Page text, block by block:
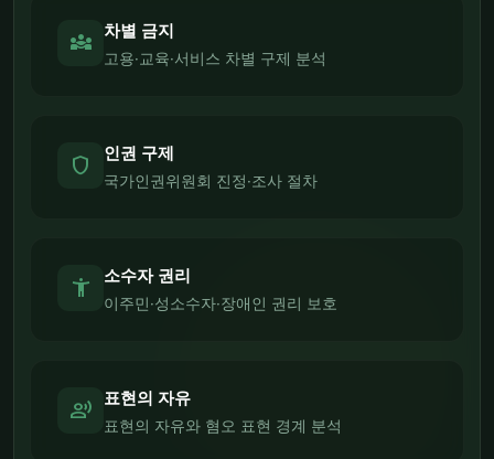
diversity_3 차별 금지
고용·교육·서비스 차별 구제 분석
shield 인권 구제
국가인권위원회 진정·조사 절차
accessibility_new 소수자 권리
이주민·성소수자·장애인 권리 보호
record_voice_over 표현의 자유
표현의 자유와 혐오 표현 경계 분석